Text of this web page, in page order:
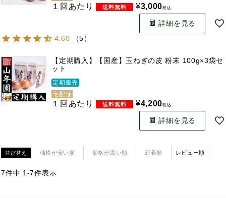
１回あたり ¥3,000税込
詳細を見る
4.60
（5）
【定期購入】【国産】玉ねぎの皮 粉末 100g×3袋セ
ット
定期販売
宅配便
１回あたり ¥4,200税込
詳細を見る
並び替え 価格が安い順 価格が高い順 新着順 レビュー順
7件中 1-7件表示